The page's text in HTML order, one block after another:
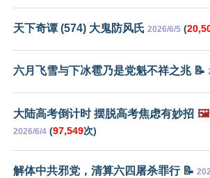
天下奇谭 (574) 大鬼防风氏 2026/6/5 (
六月飞雪与下冰雹乃是党魁不祥之兆 📝
大陆高考倒计时 摆脱高考焦虑有妙招 🖼️
2026/6/4 (97,549次)
解体中共邪党，清算六四屠杀罪行 📝